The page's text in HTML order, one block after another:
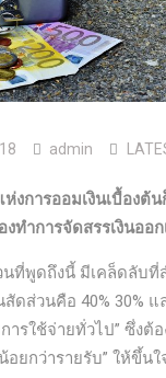
admin
การออมเงินเบื้องต้น
งทำการจัดสรรเงินอ
นที่พูดถึงนี้ มีเคล็ดลับ
ดส่วนคือ 40% 30% แ
ารใช้จ่ายทั่วไป” ซึ่งต้
อยกว่ารายรับ” ให้ขึ้นใ